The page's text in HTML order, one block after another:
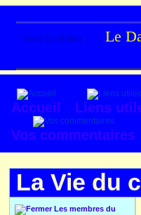
Texte à méditer :
Le
Accueil Liens
Vos commentaires
La Vie du
Les membres du